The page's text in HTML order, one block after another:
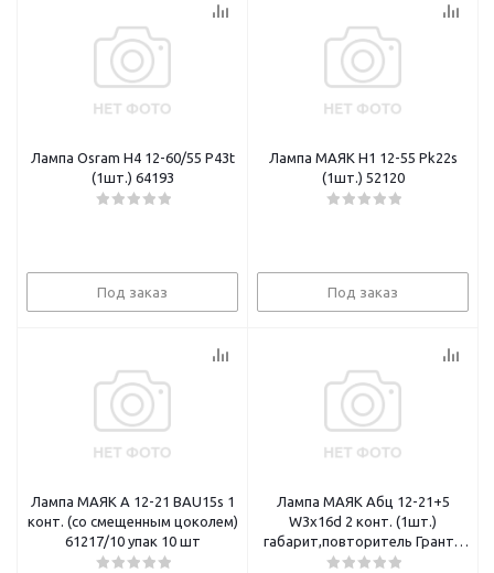
Лампа Osram H4 12-60/55 P43t
(1шт.) 64193
Под заказ
Лампа МАЯК H1 12-55 Pk22s
(1шт.) 52120
Под заказ
Лампа МАЯК А 12-21 BAU15s 1
конт. (со смещенным цоколем)
61217/10 упак 10 шт
Лампа МАЯК Абц 12-21+5
W3x16d 2 конт. (1шт.)
габарит,повторитель Гранта
81215бц/61215бц